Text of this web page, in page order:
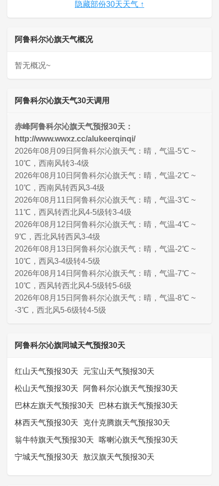
隐藏部份30天天气 ↑
阿鲁科尔沁旗天气概况
暂无概况~
阿鲁科尔沁旗天气30天调用
赤峰阿鲁科尔沁旗天气预报30天：
http://www.wwxz.cc/alukeerqinqi/
2026年08月09日阿鲁科尔沁旗天气：晴，气温-5℃ ~
10℃，西南风转3-4级
2026年08月10日阿鲁科尔沁旗天气：晴，气温-2℃ ~
10℃，西南风转西风3-4级
2026年08月11日阿鲁科尔沁旗天气：晴，气温-3℃ ~
11℃，西风转西北风4-5级转3-4级
2026年08月12日阿鲁科尔沁旗天气：晴，气温-4℃ ~
9℃，西北风转西风3-4级
2026年08月13日阿鲁科尔沁旗天气：晴，气温-2℃ ~
10℃，西风3-4级转4-5级
2026年08月14日阿鲁科尔沁旗天气：晴，气温-7℃ ~
10℃，西风转西北风4-5级转5-6级
2026年08月15日阿鲁科尔沁旗天气：晴，气温-8℃ ~
-3℃，西北风5-6级转4-5级
阿鲁科尔沁旗同城天气预报30天
红山天气预报30天 元宝山天气预报30天
松山天气预报30天 阿鲁科尔沁旗天气预报30天
巴林左旗天气预报30天 巴林右旗天气预报30天
林西天气预报30天 克什克腾旗天气预报30天
翁牛特旗天气预报30天 喀喇沁旗天气预报30天
宁城天气预报30天 敖汉旗天气预报30天